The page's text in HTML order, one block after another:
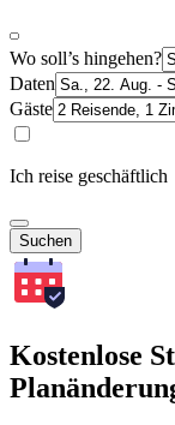
Wo soll’s hingehen?
Daten
Gäste
Ich reise geschäftlich
Suchen
Kostenlose